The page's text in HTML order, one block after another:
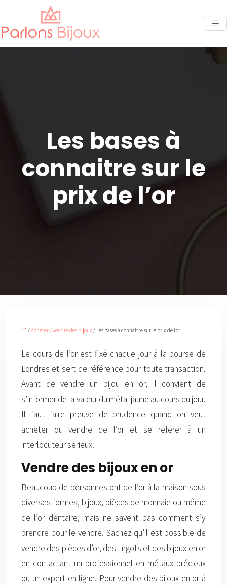
Les bases à
connaitre sur le
prix de l’or
/Acheter / vendre des bijoux / Les bases à connaitre sur le prix de l’or
Le cours de l’or est fixé chaque jour à la bourse de
Londres et sert de référence pour toute transaction.
Avant de vendre un bijou en or, il convient de
s’informer de la valeur du métal jaune au cours du jour.
Il faut faire preuve de prudence quand on veut
acheter ou vendre de l’or et se référer à un
interlocuteur sérieux.
Vendre des bijoux en or
Beaucoup de personnes ont de l’or à la maison sous
diverses formes, bijoux, pièces de monnaie ou même
de l’or dentaire, mais ne savent pas comment s’y
prendre pour le vendre. Sachez qu’il est possible de
vendre des pièces d’or, des lingots et des bijoux en or
en contactant un professionnel en métaux précieux
ou un expert en ligne. Pour vendre des bijoux en or à